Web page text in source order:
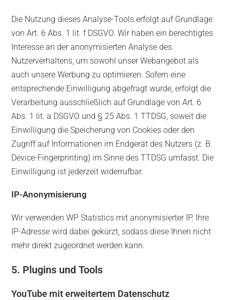
Die Nutzung dieses Analyse-Tools erfolgt auf Grundlage
von Art. 6 Abs. 1 lit. f DSGVO. Wir haben ein berechtigtes
Interesse an der anonymisierten Analyse des
Nutzerverhaltens, um sowohl unser Webangebot als
auch unsere Werbung zu optimieren. Sofern eine
entsprechende Einwilligung abgefragt wurde, erfolgt die
Verarbeitung ausschließlich auf Grundlage von Art. 6
Abs. 1 lit. a DSGVO und § 25 Abs. 1 TTDSG, soweit die
Einwilligung die Speicherung von Cookies oder den
Zugriff auf Informationen im Endgerät des Nutzers (z. B.
Device-Fingerprinting) im Sinne des TTDSG umfasst. Die
Einwilligung ist jederzeit widerrufbar.
IP-Anonymisierung
Wir verwenden WP Statistics mit anonymisierter IP. Ihre
IP-Adresse wird dabei gekürzt, sodass diese Ihnen nicht
mehr direkt zugeordnet werden kann.
5. Plugins und Tools
YouTube mit erweitertem Datenschutz